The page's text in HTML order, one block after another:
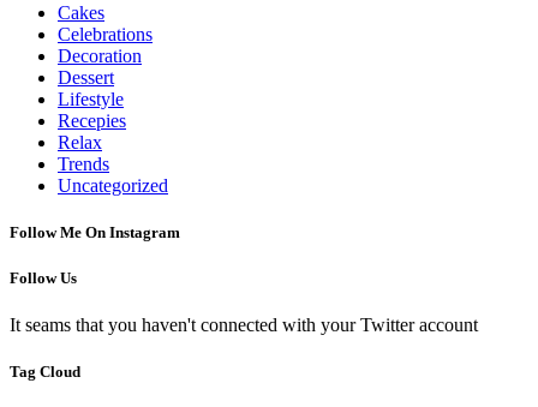
Cakes
Celebrations
Decoration
Dessert
Lifestyle
Recepies
Relax
Trends
Uncategorized
Follow Me On Instagram
Follow Us
It seams that you haven't connected with your Twitter account
Tag Cloud